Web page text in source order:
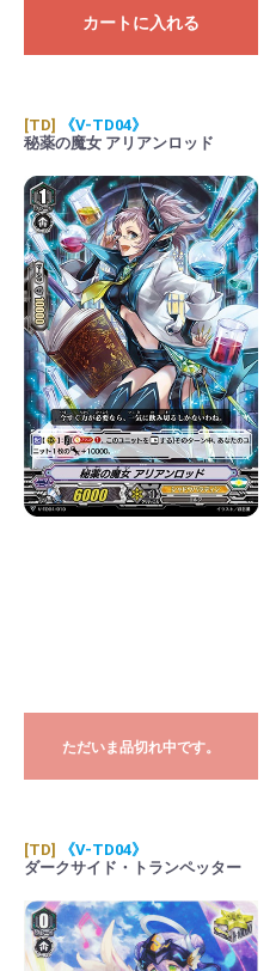
カートに入れる
[TD]
《V-TD04》
秘薬の魔女 アリアンロッド
ただいま品切れ中です。
[TD]
《V-TD04》
ダークサイド・トランペッター